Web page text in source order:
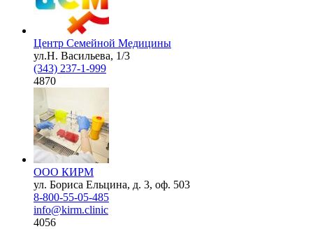
Центр Семейной Медицины
ул.Н. Васильева, 1/3
(343) 237-1-999
4870
ООО КИРМ
ул. Бориса Ельцина, д. 3, оф. 503
8-800-55-05-485
info@kirm.clinic
4056